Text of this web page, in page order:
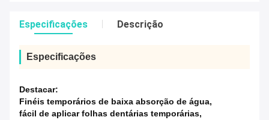
Especificações Descrição
Especificações
Destacar:
Finéis temporários de baixa absorção de água,
fácil de aplicar folhas dentárias temporárias,